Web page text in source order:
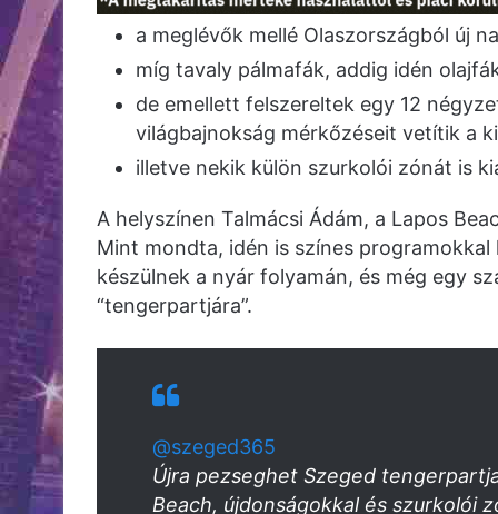
a meglévők mellé Olaszországból új
míg tavaly pálmafák, addig idén
de emellett felszereltek egy 12
világbajnokság mérkőzéseit vetítik a
illetve nekik külön szurkolói zónát is
A helyszínen Talmácsi Ádám, a Lapos
Mint mondta, idén is színes
készülnek a nyár folyamán, és még egy
“tengerpartjára”.
@szeged365
Újra pezseghet Szeged
Beach, újdonságokkal és szurkolói